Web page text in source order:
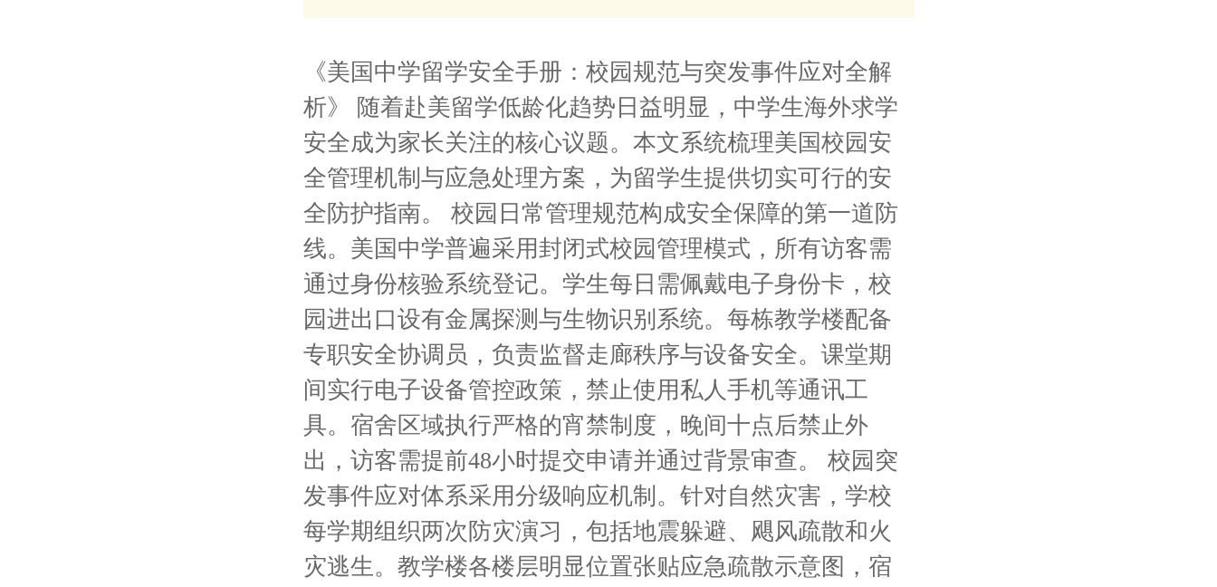
《美国中学留学安全手册：校园规范与突发事件应对全解
析》 随着赴美留学低龄化趋势日益明显，中学生海外求学
安全成为家长关注的核心议题。本文系统梳理美国校园安
全管理机制与应急处理方案，为留学生提供切实可行的安
全防护指南。 校园日常管理规范构成安全保障的第一道防
线。美国中学普遍采用封闭式校园管理模式，所有访客需
通过身份核验系统登记。学生每日需佩戴电子身份卡，校
园进出口设有金属探测与生物识别系统。每栋教学楼配备
专职安全协调员，负责监督走廊秩序与设备安全。课堂期
间实行电子设备管控政策，禁止使用私人手机等通讯工
具。宿舍区域执行严格的宵禁制度，晚间十点后禁止外
出，访客需提前48小时提交申请并通过背景审查。 校园突
发事件应对体系采用分级响应机制。针对自然灾害，学校
每学期组织两次防灾演习，包括地震躲避、飓风疏散和火
灾逃生。教学楼各楼层明显位置张贴应急疏散示意图，宿